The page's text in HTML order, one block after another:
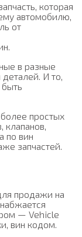
которая
автомобилю,
от
в разные
И то,
более простых
клапанов,
по вин
запчастей.
продажи на
— Vehicle
вин кодом.